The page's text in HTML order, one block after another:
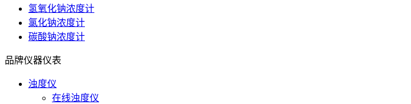
氢氧化钠浓度计
氯化钠浓度计
碳酸钠浓度计
品牌仪器仪表
浊度仪
在线浊度仪